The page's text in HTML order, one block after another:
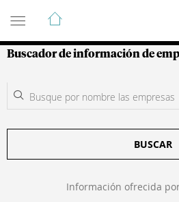
Guía de Empresas
Buscador de información de
BUSCAR
Información ofrecida